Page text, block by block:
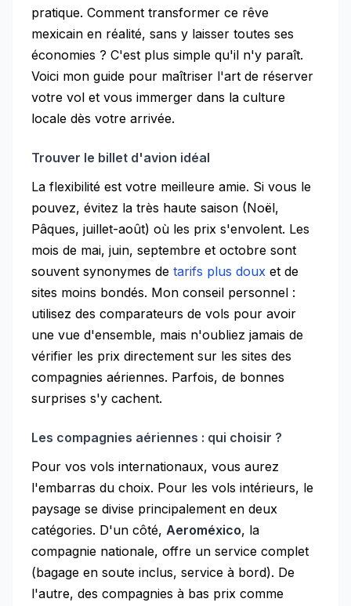
pratique. Comment transformer ce rêve
mexicain en réalité, sans y laisser toutes ses
économies ? C'est plus simple qu'il n'y paraît.
Voici mon guide pour maîtriser l'art de réserver
votre vol et vous immerger dans la culture
locale dès votre arrivée.
Trouver le billet d'avion idéal
La flexibilité est votre meilleure amie. Si vous le
pouvez, évitez la très haute saison (Noël,
Pâques, juillet-août) où les prix s'envolent. Les
mois de mai, juin, septembre et octobre sont
souvent synonymes de tarifs plus doux et de
sites moins bondés. Mon conseil personnel :
utilisez des comparateurs de vols pour avoir
une vue d'ensemble, mais n'oubliez jamais de
vérifier les prix directement sur les sites des
compagnies aériennes. Parfois, de bonnes
surprises s'y cachent.
Les compagnies aériennes : qui choisir ?
Pour vos vols internationaux, vous aurez
l'embarras du choix. Pour les vols intérieurs, le
paysage se divise principalement en deux
catégories. D'un côté, Aeroméxico, la
compagnie nationale, offre un service complet
(bagage en soute inclus, service à bord). De
l'autre, des compagnies à bas prix comme